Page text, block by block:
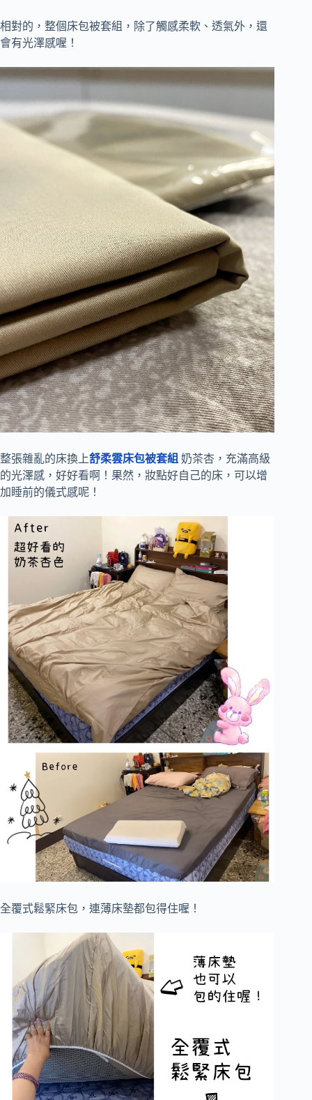
相對的，整個床包被套組，除了觸感柔軟、透氣外，還
會有光澤感喔！
整張雜亂的床換上舒柔雲床包被套組 奶茶杏，充滿高級
的光澤感，好好看啊！果然，妝點好自己的床，可以增
加睡前的儀式感呢！
全覆式鬆緊床包，連薄床墊都包得住喔！